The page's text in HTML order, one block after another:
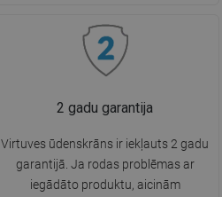
2 gadu garantija
Virtuves ūdenskrāns ir iekļauts 2 gadu
garantijā. Ja rodas problēmas ar
iegādāto produktu, aicinām